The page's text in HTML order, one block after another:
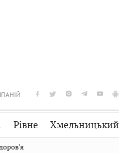
Рівне Хмельницький
Словко